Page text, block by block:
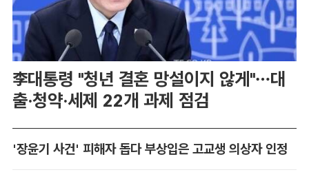
李대통령 "청년 결혼 망설이지 않게"…대
출·청약·세제 22개 과제 점검
'장윤기 사건' 피해자 돕다 부상입은 고교생 의상자 인정